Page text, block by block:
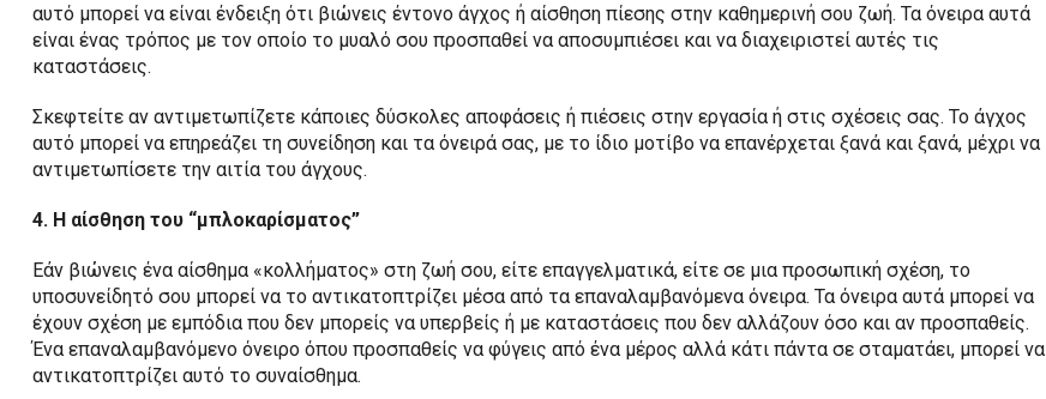
αυτό μπορεί να είναι ένδειξη ότι βιώνεις έντονο άγχος ή αίσθηση πίεσης στην καθημερινή σου ζωή. Τα όνειρα αυτά
είναι ένας τρόπος με τον οποίο το μυαλό σου προσπαθεί να αποσυμπιέσει και να διαχειριστεί αυτές τις
καταστάσεις.
Σκεφτείτε αν αντιμετωπίζετε κάποιες δύσκολες αποφάσεις ή πιέσεις στην εργασία ή στις σχέσεις σας. Το άγχος
αυτό μπορεί να επηρεάζει τη συνείδηση και τα όνειρά σας, με το ίδιο μοτίβο να επανέρχεται ξανά και ξανά, μέχρι να
αντιμετωπίσετε την αιτία του άγχους.
4. Η αίσθηση του “μπλοκαρίσματος”
Εάν βιώνεις ένα αίσθημα «κολλήματος» στη ζωή σου, είτε επαγγελματικά, είτε σε μια προσωπική σχέση, το
υποσυνείδητό σου μπορεί να το αντικατοπτρίζει μέσα από τα επαναλαμβανόμενα όνειρα. Τα όνειρα αυτά μπορεί να
έχουν σχέση με εμπόδια που δεν μπορείς να υπερβείς ή με καταστάσεις που δεν αλλάζουν όσο και αν προσπαθείς.
Ένα επαναλαμβανόμενο όνειρο όπου προσπαθείς να φύγεις από ένα μέρος αλλά κάτι πάντα σε σταματάει, μπορεί να
αντικατοπτρίζει αυτό το συναίσθημα.